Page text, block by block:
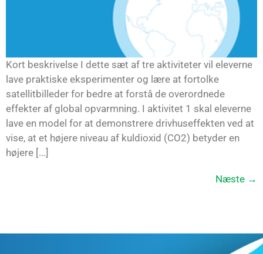
Kort beskrivelse I dette sæt af tre aktiviteter vil eleverne
lave praktiske eksperimenter og lære at fortolke
satellitbilleder for bedre at forstå de overordnede
effekter af global opvarmning. I aktivitet 1 skal eleverne
lave en model for at demonstrere drivhuseffekten ved at
vise, at et højere niveau af kuldioxid (CO2) betyder en
højere [...]
Næste →